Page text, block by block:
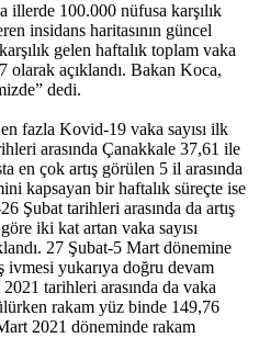
illerde 100.000 nüfusa karşılık
insidans haritasının güncel
gelen haftalık toplam vaka
olarak açıklandı. Bakan Koca,
dedi.
fazla Kovid-19 vaka sayısı ilk
arasında Çanakkale 37,61 ile
en çok artış görülen 5 il arasında
kapsayan bir haftalık süreçte ise
Şubat tarihleri arasında da artış
iki kat artan vaka sayısı
27 Şubat-5 Mart dönemine
ivmesi yukarıya doğru devam
tarihleri arasında da vaka
rakam yüz binde 149,76
2021 döneminde rakam